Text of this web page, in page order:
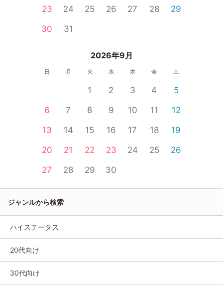
23 24 25 26 27 28
29
30
31
2026年9月
日 月 火 水 木 金 土
1 2 3 4
5
6
7 8 9 10 11
12
13
14 15 16 17 18
19
20
21 22 23 24 25
26
27
28 29 30
ジャンルから検索
ハイステータス
20代向け
30代向け